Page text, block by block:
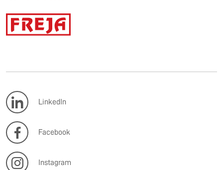
LinkedIn
Facebook
Instagram